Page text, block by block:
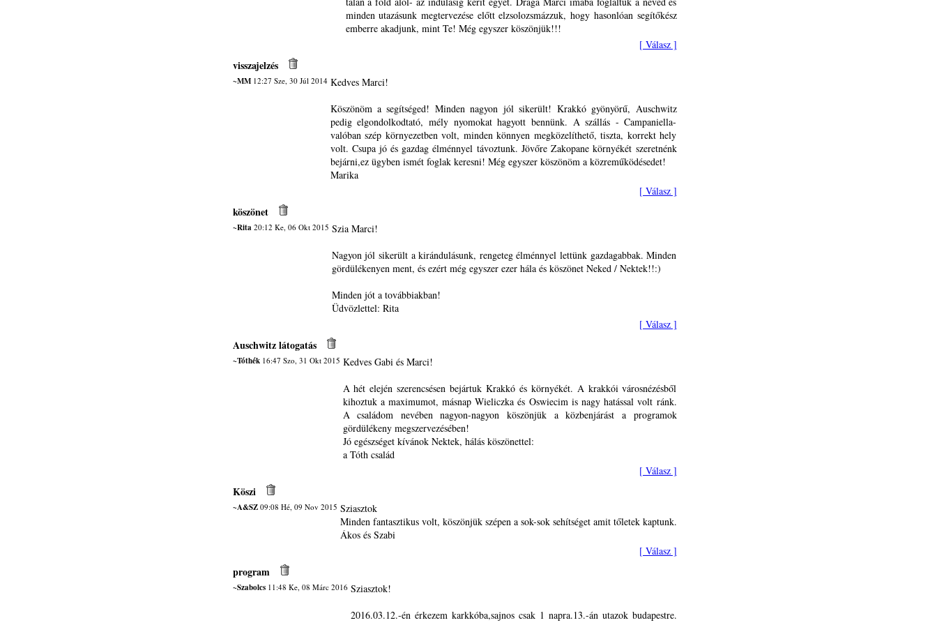
minden utazásunk megtervezése előtt elzsolozsmázzuk, hogy hasonlóan segítőkész
emberre akadjunk, mint Te! Még egyszer köszönjük!!!
[ Válasz ]
visszajelzés
~MM12:27 Sze, 30 Júl 2014 Kedves Marci!
Köszönöm a segítséged! Minden nagyon jól sikerült! Krakkó gyönyörű, Auschwitz
pedig elgondolkodtató, mély nyomokat hagyott bennünk. A szállás - Campaniella-
valóban szép környezetben volt, minden könnyen megközelíthető, tiszta, korrekt hely
volt. Csupa jó és gazdag élménnyel távoztunk. Jövőre Zakopane környékét szeretnénk
bejárni,ez ügyben ismét foglak keresni! Még egyszer köszönöm a közreműködésedet!
Marika
[ Válasz ]
köszönet
~Rita20:12 Ke, 06 Okt 2015 Szia Marci!
Nagyon jól sikerült a kirándulásunk, rengeteg élménnyel lettünk gazdagabbak. Minden
gördülékenyen ment, és ezért még egyszer ezer hála és köszönet Neked / Nektek!!:)
Minden jót a továbbiakban!
Üdvözlettel: Rita
[ Válasz ]
Auschwitz látogatás
~Tóthék16:47 Szo, 31 Okt 2015 Kedves Gabi és Marci!
A hét elején szerencsésen bejártuk Krakkó és környékét. A krakkói városnézésből
kihoztuk a maximumot, másnap Wieliczka és Oswiecim is nagy hatással volt ránk.
A családom nevében nagyon-nagyon köszönjük a közbenjárást a programok
gördülékeny megszervezésében!
Jó egészséget kívánok Nektek, hálás köszönettel:
a Tóth család
[ Válasz ]
Köszi
~A&SZ09:08 Hé, 09 Nov 2015 Sziasztok
Minden fantasztikus volt, köszönjük szépen a sok-sok sehítséget amit tőletek kaptunk.
Ákos és Szabi
[ Válasz ]
program
~Szabolcs11:48 Ke, 08 Márc 2016 Sziasztok!
2016.03.12.-én érkezem karkkóba,sajnos csak 1 napra.13.-án utazok budapestre.